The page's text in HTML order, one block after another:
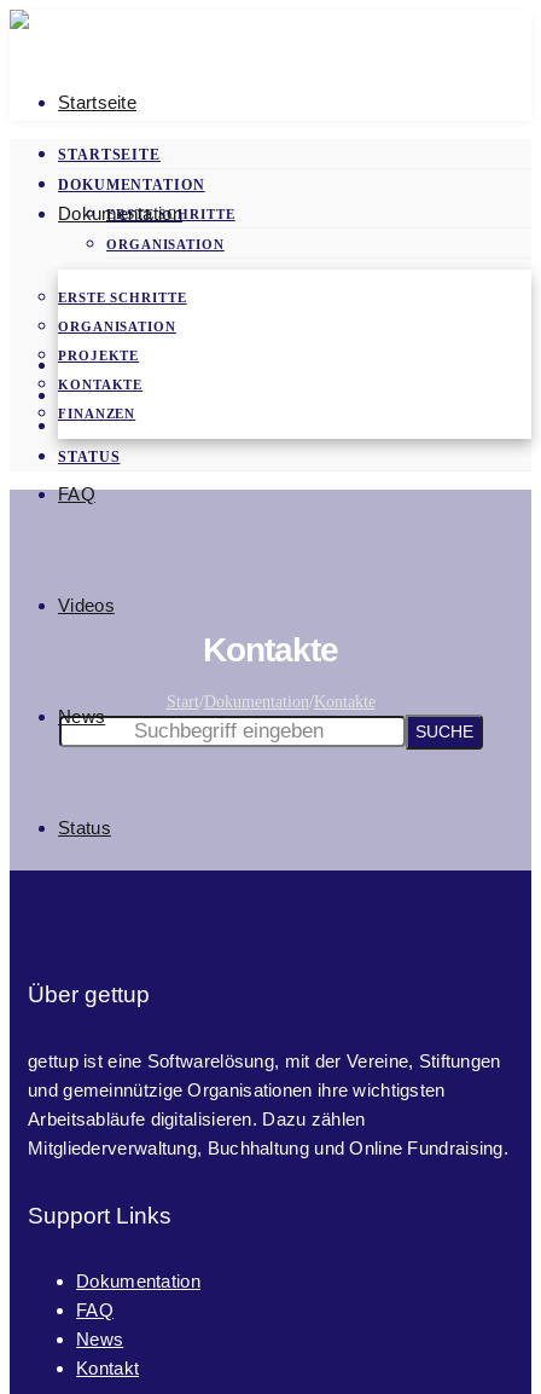
Startseite
Dokumentation
ERSTE SCHRITTE
ORGANISATION
PROJEKTE
KONTAKTE
FINANZEN
FAQ
Videos
News
Status
STARTSEITE
DOKUMENTATION
ERSTE SCHRITTE
ORGANISATION
KONTAKTE
FINANZEN
FAQ
VIDEOS
STATUS
Kontakte
Start/Dokumentation/Kontakte
Über gettup
gettup ist eine Softwarelösung, mit der Vereine, Stiftungen
und gemeinnützige Organisationen ihre wichtigsten
Arbeitsabläufe digitalisieren. Dazu zählen
Mitgliederverwaltung, Buchhaltung und Online Fundraising.
Support Links
Dokumentation
FAQ
News
Kontakt